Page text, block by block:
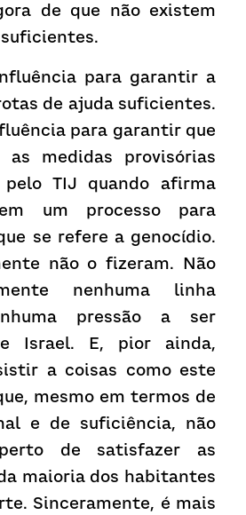
de que não existem
para garantir a
de ajuda suficientes.
para garantir que
as medidas provisórias
pelo TIJ quando afirma
um processo para
se refere a genocídio.
não o fizeram. Não
nenhuma linha
pressão a ser
Israel. E, pior ainda,
a coisas como este
mesmo em termos de
e de suficiência, não
de satisfazer as
maioria dos habitantes
Sinceramente, é mais